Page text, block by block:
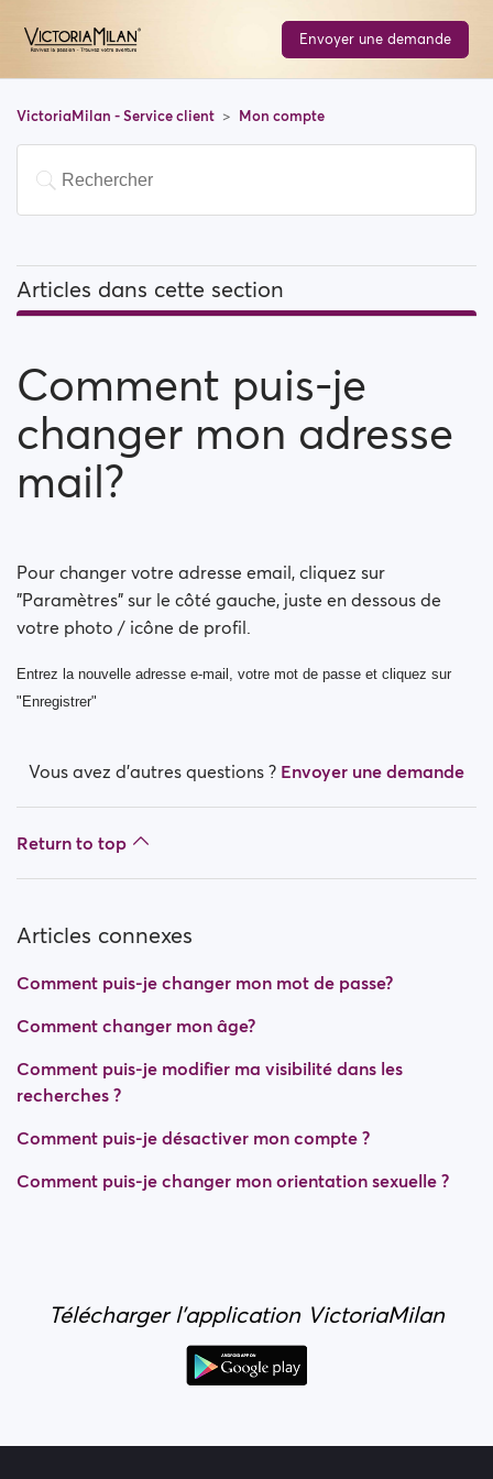
Envoyer une demande
VictoriaMilan - Service client Mon compte
Articles dans cette section
Comment puis-je changer mon mot de passe?
Comment puis-je changer mon information de profile
Comment puis-je désactiver mon compte ?
Comment puis-je modifier ma visibilité dans les
recherches ?
Comment puis-je modifier ma visibilité en ligne ?
Comment changer mon nom d'utilisateur?
Comment puis-je
changer mon adresse
mail?
Pour changer votre adresse email, cliquez sur
"Paramètres" sur le côté gauche, juste en dessous de
votre photo / icône de profil.
Entrez la nouvelle adresse e-mail, votre mot de passe et cliquez sur
"Enregistrer"
Vous avez d’autres questions ? Envoyer une demande
Return to top
Articles connexes
Comment puis-je changer mon mot de passe?
Comment changer mon âge?
Comment puis-je modifier ma visibilité dans les
recherches ?
Comment puis-je désactiver mon compte ?
Comment puis-je changer mon orientation sexuelle ?
Télécharger l'application VictoriaMilan